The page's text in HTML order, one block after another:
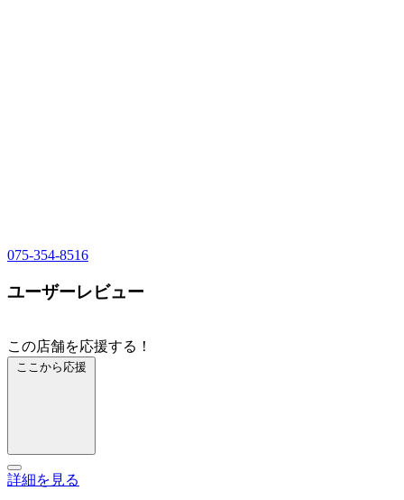
075-354-8516
ユーザーレビュー
この店舗を応援する！
ここから応援
詳細を見る